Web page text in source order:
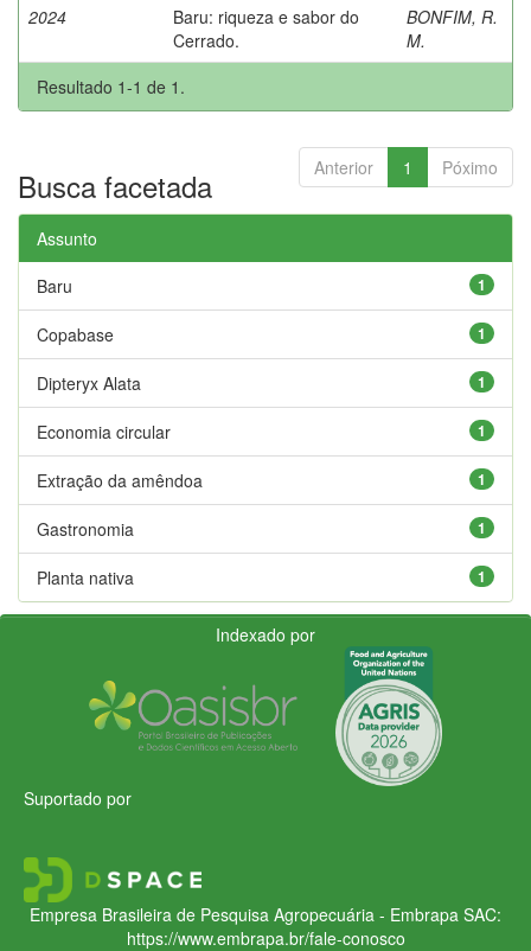
2024
Baru: riqueza e sabor do
Cerrado.
BONFIM, R.
M.
Resultado 1-1 de 1.
Anterior 1 Póximo
Busca facetada
Assunto
1
Baru
1
Copabase
1
Dipteryx Alata
1
Economia circular
1
Extração da amêndoa
1
Gastronomia
1
Planta nativa
Indexado por
Suportado por
Empresa Brasileira de Pesquisa Agropecuária - Embrapa SAC:
https://www.embrapa.br/fale-conosco